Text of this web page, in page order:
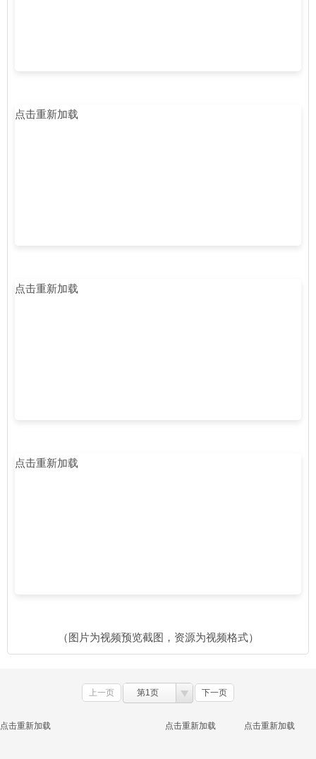
点击重新加载
点击重新加载
点击重新加载
（图片为视频预览截图，资源为视频格式）
上一页 第1页 下一页
点击重新加载 点击重新加载 点击重新加载